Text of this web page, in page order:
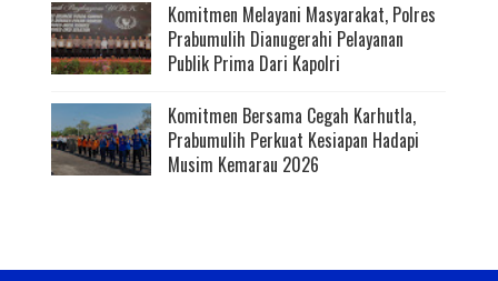
Komitmen Melayani Masyarakat, Polres
Prabumulih Dianugerahi Pelayanan
Publik Prima Dari Kapolri
Komitmen Bersama Cegah Karhutla,
Prabumulih Perkuat Kesiapan Hadapi
Musim Kemarau 2026